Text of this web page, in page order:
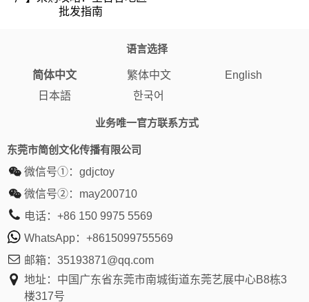
批发指南
语言选择
简体中文 繁体中文
English
日本語
한국어
业务唯一官方联系方式
东莞市简创文化传播有限公司
微信号①： gdjctoy
微信号②： may200710
电话： +86 150 9975 5569
WhatsApp： +8615099755569
邮箱： 35193871@qq.com
地址：中国广东省东莞市南城街道东莞艺展中心B8栋3
楼317号